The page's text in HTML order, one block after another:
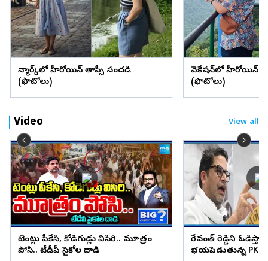
డెన్మార్క్‌లో హీరోయిన్ తాప్సీ సందడి
(ఫొటోలు)
వెకేషన్‌లో హీరోయిన్
(ఫొటోలు)
Video View all
టెంట్లు పీకేసి, కోడిగుడ్లు విసిరి.. మూత్రం
పోసి.. టీడీపీ సైకోల దాడి
రేవంత్ రెడ్డిని ఓడిస్తా..
భయపెడుతున్న PK